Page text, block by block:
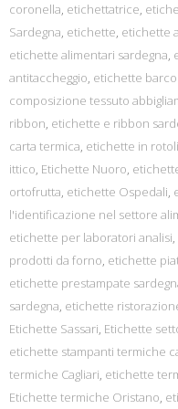
coronella, etichettatrice,
Sardegna, etichette, etichette
etichette alimentari sardegna,
antitaccheggio, etichette
composizione tessuto
ribbon, etichette e ribbon
carta termica, etichette in rotoli
ittico, Etichette Nuoro,
ortofrutta, etichette Ospedali,
l'identificazione nel settore
etichette per laboratori analisi,
prodotti da forno, etichette
etichette prestampate
sardegna, etichette
Etichette Sassari, Etichette
etichette stampanti termiche
termiche Cagliari, etichette
Etichette termiche Oristano,